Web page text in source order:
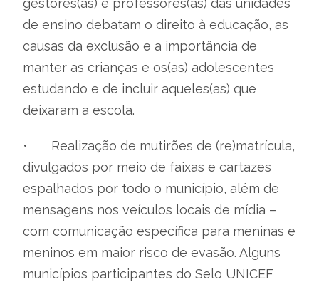
gestores(as) e professores(as) das unidades
de ensino debatam o direito à educação, as
causas da exclusão e a importância de
manter as crianças e os(as) adolescentes
estudando e de incluir aqueles(as) que
deixaram a escola.
•
Realização de mutirões de (re)matrícula,
divulgados por meio de faixas e cartazes
espalhados por todo o município, além de
mensagens nos veículos locais de mídia –
com comunicação específica para meninas e
meninos em maior risco de evasão. Alguns
municípios participantes do Selo UNICEF